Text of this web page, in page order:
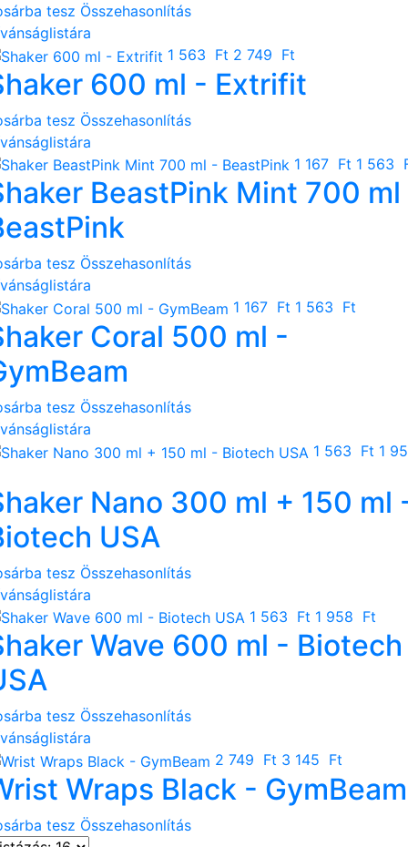
tesz Összehasonlítás
1 563 Ft 2 749 Ft
600 ml - Extrifit
tesz Összehasonlítás
1 167 Ft 1 563
BeastPink Mint 700
tesz Összehasonlítás
1 167 Ft 1 563 Ft
Coral 500 ml -
tesz Összehasonlítás
1 563 Ft 1
Nano 300 ml + 150 ml
USA
tesz Összehasonlítás
1 563 Ft 1 958 Ft
Wave 600 ml - Biotech
tesz Összehasonlítás
2 749 Ft 3 145 Ft
Wraps Black - GymBeam
tesz Összehasonlítás